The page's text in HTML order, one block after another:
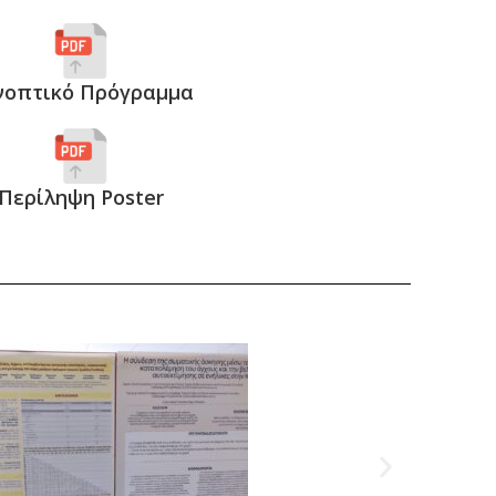
Πρόγραμμα
Poster